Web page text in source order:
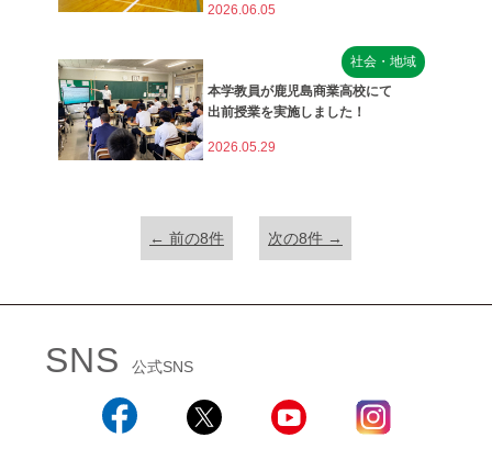
2026.06.05
本学教員が鹿児島商業高校にて
出前授業を実施しました！
2026.05.29
社会・地域
← 前の8件 次の8件 →
SNS 公式SNS